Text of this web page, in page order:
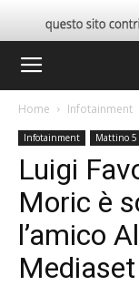
Home Infotainment
Infotainment Mattino 5
Luigi
Moric è
l’amico
Mediaset